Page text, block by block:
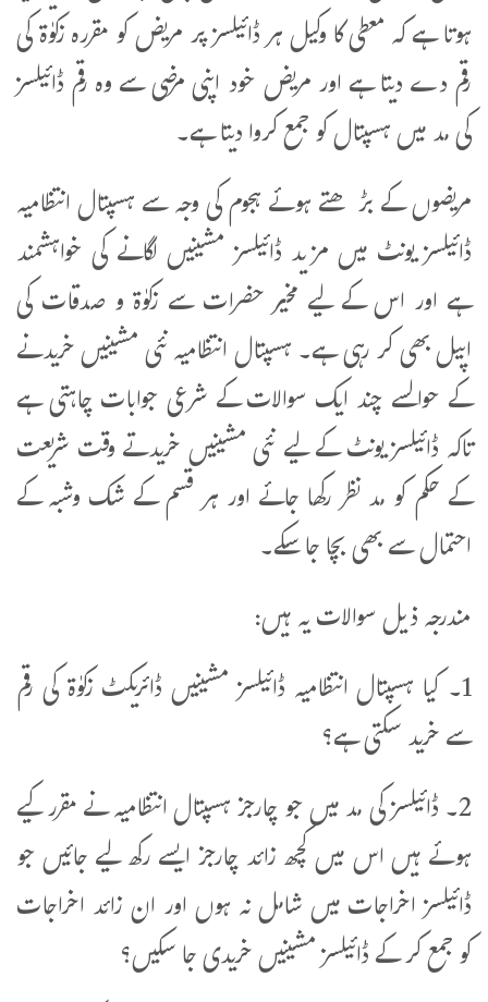
ہوتا ہے کہ معطی کا وکیل ہر ڈائیلسز پر مریض کو مقررہ زکوٰۃ کی
رقم دے دیتا ہے اور مریض خود اپنی مرضی سے وہ رقم ڈائیلسز
کی مد میں ہسپتال کو جمع کروا دیتا ہے۔
مریضوں کے بڑھتے ہوئے ہجوم کی وجہ سے ہسپتال انتظامیہ
ڈائیلسز یونٹ میں مزید ڈائیلسز مشینیں لگانے کی خواہشمند
ہے اور اس کے لیے مخیر حضرات سے زکوٰۃ و صدقات کی
اپیل بھی کر رہی ہے۔ ہسپتال انتظامیہ نئی مشینیں خریدنے
کے حوالسے چند ایک سوالات کے شرعی جوابات چاہتی ہے
تاکہ ڈائیلسز یونٹ کے لیے نئی مشینیں خریدتے وقت شریعت
کے حکم کو مد نظر رکھا جائے اور ہر قسم کے شک وشبہ کے
احتمال سے بھی بچا جا سکے۔
مندرجہ ذیل سوالات یہ ہیں:
1۔ کیا ہسپتال انتظامیہ ڈائیلسز مشینیں ڈائریکٹ زکوٰۃ کی رقم
سے خرید سکتی ہے؟
2۔ ڈائیلسز کی مد میں جو چارجز ہسپتال انتظامیہ نے مقرر کیے
ہوئے ہیں اس میں کچھ زائد چارجز ایسے رکھ لیے جائیں جو
ڈائیلسز اخراجات میں شامل نہ ہوں اور ان زائد اخراجات
کو جمع کر کے ڈائیلسز مشینیں خریدی جا سکیں؟